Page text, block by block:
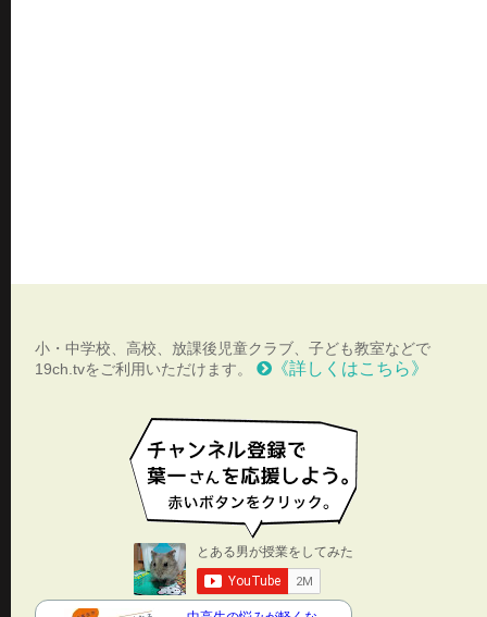
小・中学校、高校、放課後児童クラブ、子ども教室などで
19ch.tvをご利用いただけます。
《詳しくはこちら》